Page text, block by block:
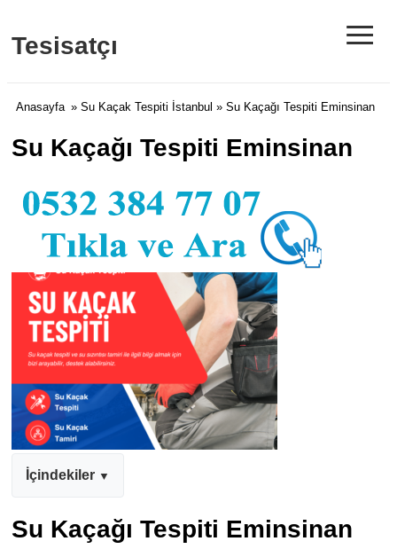
Tesisatçı ≡
Anasayfa » Su Kaçak Tespiti İstanbul » Su Kaçağı Tespiti Eminsinan
Su Kaçağı Tespiti Eminsinan
İçindekiler
Su Kaçağı Tespiti Eminsinan